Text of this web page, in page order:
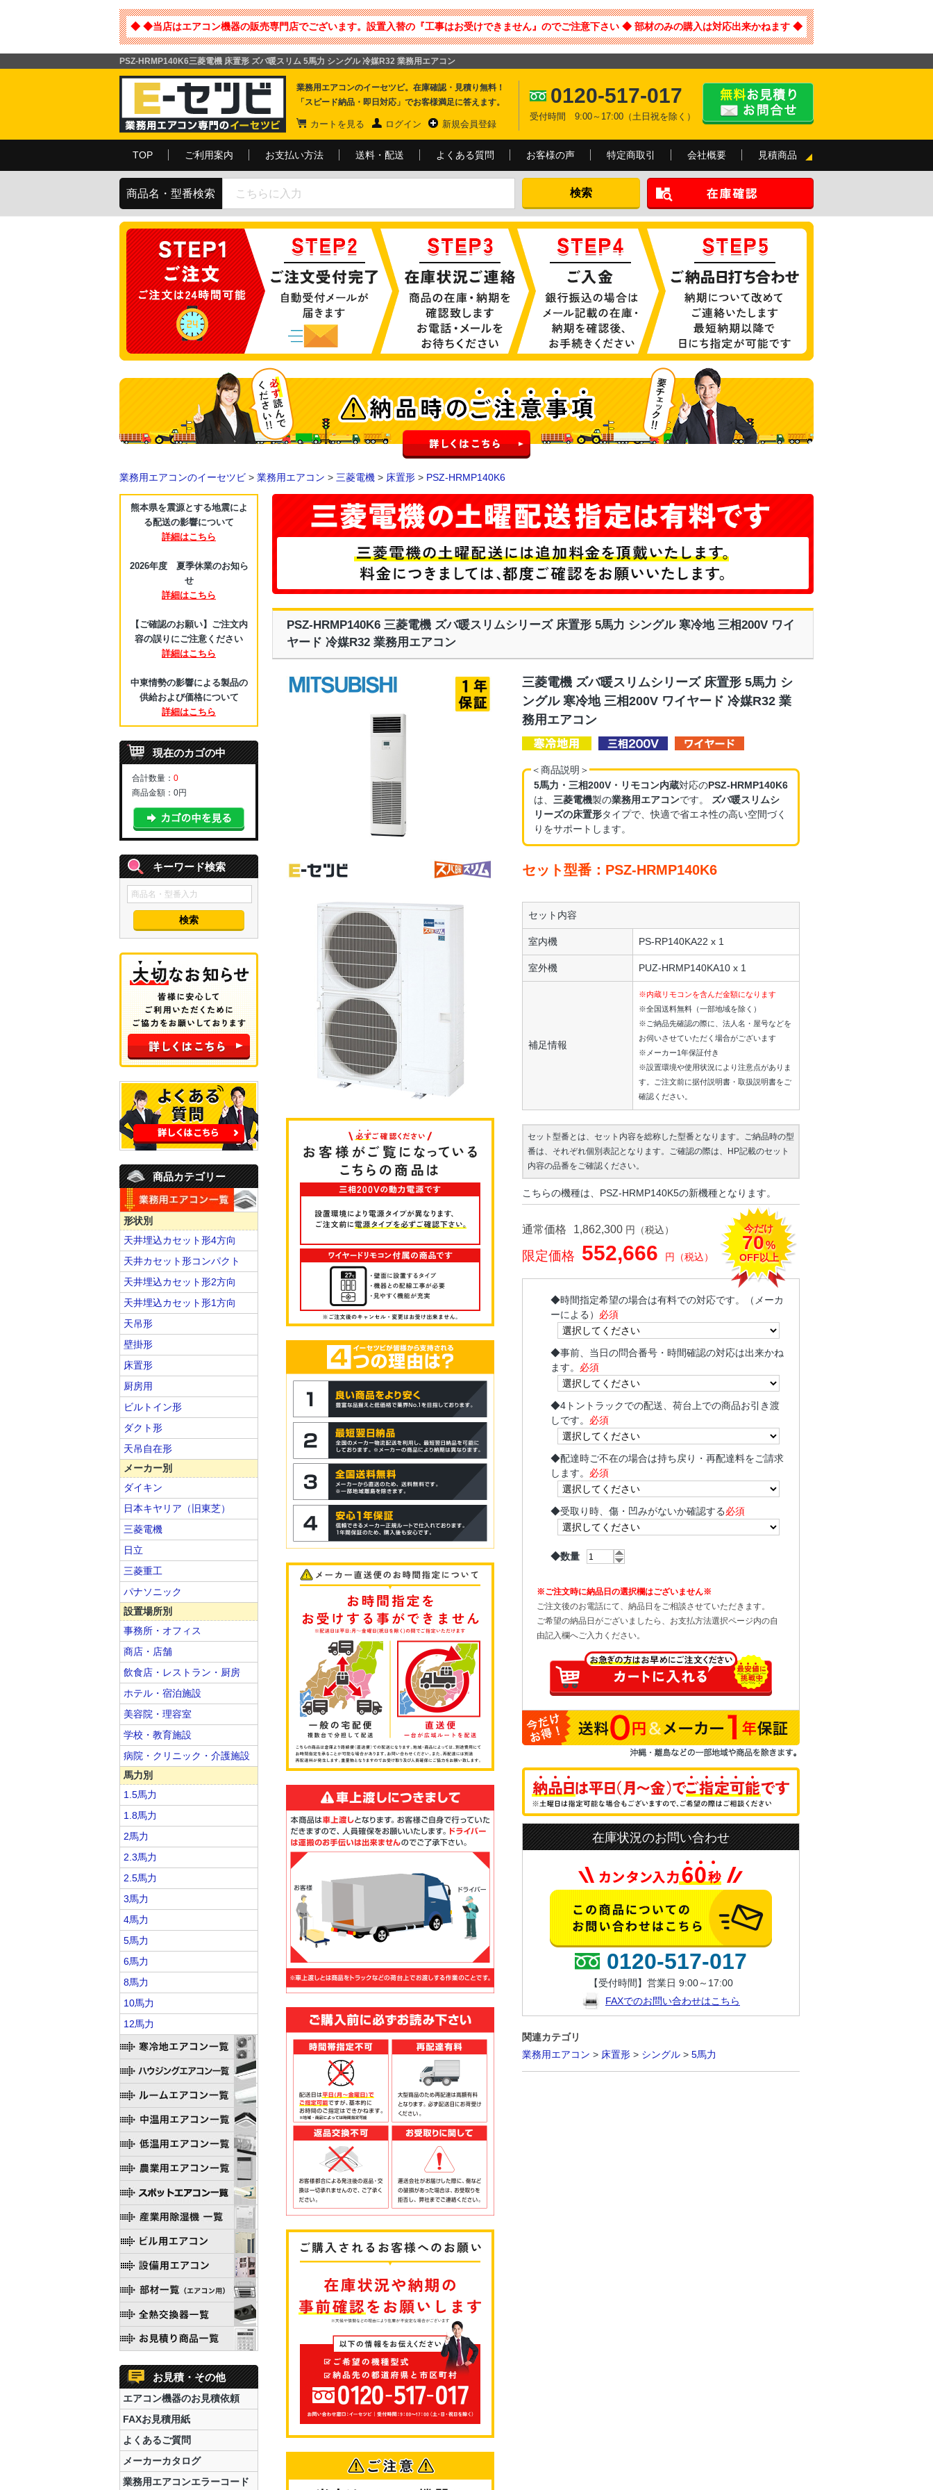
◆ ◆当店はエアコン機器の販売専門店でございます。設置入替の『工事はお受けできません』のでご注意下さい ◆ 部材のみの購入は対応出来かねます ◆
PSZ-HRMP140K6三菱電機 床置形 ズバ暖スリム 5馬力 シングル 冷媒R32 業務用エアコン
業務用エアコンのイーセツビ。在庫確認・見積り無料！
「スピード納品・即日対応」でお客様満足に答えます。
カートを見る ログイン 新規会員登録
0120-517-017
受付時間 9:00～17:00（土日祝を除く）
TOP ご利用案内 お支払い方法 送料・配送 よくある質問 お客様の声 特定商取引 会社概要 見積商品
商品名・型番検索
業務用エアコンのイーセツビ > 業務用エアコン > 三菱電機 > 床置形 > PSZ-HRMP140K6
PSZ-HRMP140K6 三菱電機 ズバ暖スリムシリーズ 床置形 5馬力 シングル 寒冷地 三相200V ワイ
ヤード 冷媒R32 業務用エアコン
三菱電機 ズバ暖スリムシリーズ 床置形 5馬力 シ
ングル 寒冷地 三相200V ワイヤード 冷媒R32 業
務用エアコン
＜商品説明＞
5馬力・三相200V・リモコン内蔵対応のPSZ-HRMP140K6
は、 三菱電機製の業務用エアコンです。
ズバ暖スリムシ
リーズの床置形タイプで、快適で省エネ性の高い空間づく
りをサポートします。
セット型番：PSZ-HRMP140K6
セット内容
室内機 PS-RP140KA22 x 1
室外機 PUZ-HRMP140KA10 x 1
補足情報
※内蔵リモコンを含んだ金額になります
※全国送料無料（一部地域を除く）
※ご納品先確認の際に、法人名・屋号などを
お伺いさせていただく場合がございます
※メーカー1年保証付き
※設置環境や使用状況により注意点がありま
す。ご注文前に据付説明書・取扱説明書をご
確認ください。
セット型番とは、セット内容を総称した型番となります。ご納品時の型
番は、それぞれ個別表記となります。ご確認の際は、HP記載のセット
内容の品番をご確認ください。
こちらの機種は、PSZ-HRMP140K5の新機種となります。
通常価格 1,862,300 円（税込）
限定価格 552,666 円（税込）
今だけ
70%
OFF以上
◆時間指定希望の場合は有料での対応です。（メーカ
ーによる） 必須
◆事前、当日の問合番号・時間確認の対応は出来かね
ます。 必須
◆4トントラックでの配送、荷台上での商品お引き渡
しです。 必須
◆配達時ご不在の場合は持ち戻り・再配達料をご請求
します。 必須
◆受取り時、傷・凹みがないか確認する必須
◆数量
※ご注文時に納品日の選択欄はございません※
ご注文後のお電話にて、納品日をご相談させていただきます。
ご希望の納品日がございましたら、お支払方法選択ページ内の自
由記入欄へご入力ください。
在庫状況のお問い合わせ
0120-517-017
【受付時間】営業日 9:00～17:00
FAXでのお問い合わせはこちら
関連カテゴリ
業務用エアコン > 床置形 > シングル > 5馬力
熊本県を震源とする地震によ
る配送の影響について
詳細はこちら
2026年度 夏季休業のお知ら
せ
詳細はこちら
【ご確認のお願い】ご注文内
容の誤りにご注意ください
詳細はこちら
中東情勢の影響による製品の
供給および価格について
詳細はこちら
現在のカゴの中
合計数量： 0
商品金額： 0円
キーワード検索
商品カテゴリー
形状別
天井埋込カセット形4方向
天井カセット形コンパクト
天井埋込カセット形2方向
天井埋込カセット形1方向
天吊形
壁掛形
床置形
厨房用
ビルトイン形
ダクト形
天吊自在形
メーカー別
ダイキン
日本キヤリア（旧東芝）
三菱電機
日立
三菱重工
パナソニック
設置場所別
事務所・オフィス
商店・店舗
飲食店・レストラン・厨房
ホテル・宿泊施設
美容院・理容室
学校・教育施設
病院・クリニック・介護施設
馬力別
1.5馬力
1.8馬力
2馬力
2.3馬力
2.5馬力
3馬力
4馬力
5馬力
6馬力
8馬力
10馬力
12馬力
お見積・その他
エアコン機器のお見積依頼
FAXお見積用紙
よくあるご質問
メーカーカタログ
業務用エアコンエラーコード